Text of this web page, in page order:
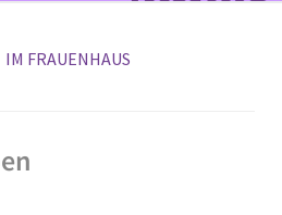
IM FRAUENHAUS